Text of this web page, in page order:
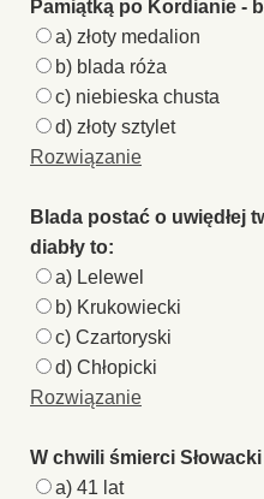
Pamiątką po Kordianie -
a) złoty medalion
b) blada róża
c) niebieska chusta
d) złoty sztylet
Rozwiązanie
Blada postać o uwiędłej
diabły to:
a) Lelewel
b) Krukowiecki
c) Czartoryski
d) Chłopicki
Rozwiązanie
W chwili śmierci Słowacki
a) 41 lat